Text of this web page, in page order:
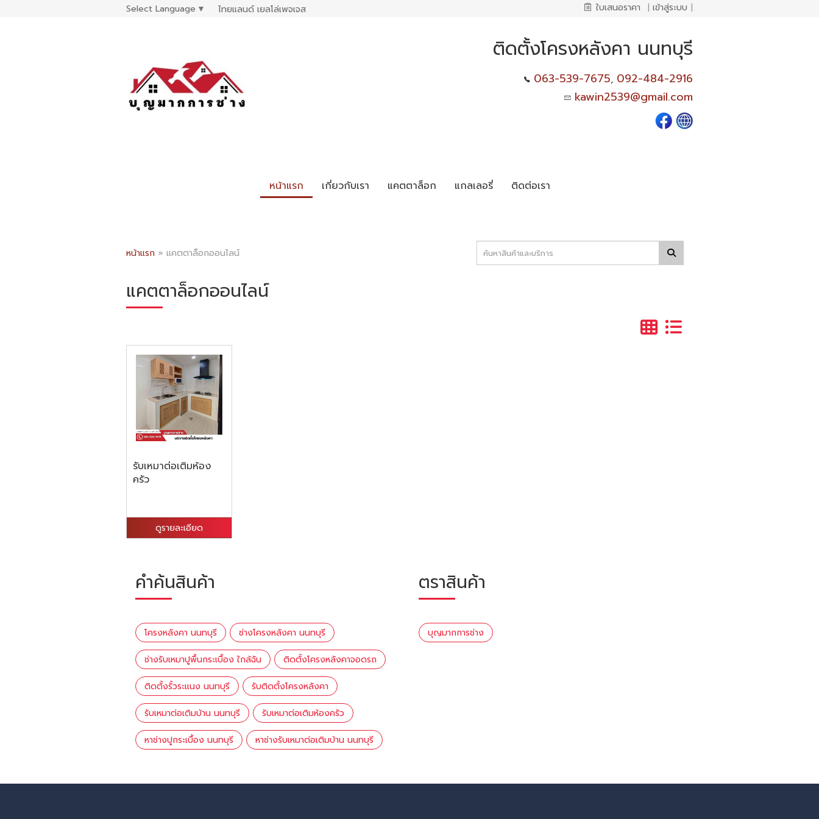
Select Language ▼ ไทยแลนด์ เยลโล่เพจเจส ใบเสนอราคา | เข้าสู่ระบบ |
ติดตั้งโครงหลังคา นนทบุรี
063-539-7675, 092-484-2916
kawin2539@gmail.com
หน้าแรก เกี่ยวกับเรา แคตตาล็อก แกลเลอรี่ ติดต่อเรา
หน้าแรก » แคตตาล็อกออนไลน์
แคตตาล็อกออนไลน์
รับเหมาต่อเติมห้อง
ครัว
ดูรายละเอียด
คำค้นสินค้า
โครงหลังคา นนทบุรี ช่างโครงหลังคา นนทบุรี
ช่างรับเหมาปูพื้นกระเบื้อง ใกล้ฉัน ติดตั้งโครงหลังคาจอดรถ
ติดตั้งรั้วระแนง นนทบุรี รับติดตั้งโครงหลังคา
รับเหมาต่อเติมบ้าน นนทบุรี รับเหมาต่อเติมห้องครัว
หาช่างปูกระเบื้อง นนทบุรี หาช่างรับเหมาต่อเติมบ้าน นนทบุรี
ตราสินค้า
บุญมากการช่าง